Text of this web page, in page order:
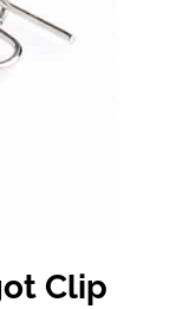
Clip